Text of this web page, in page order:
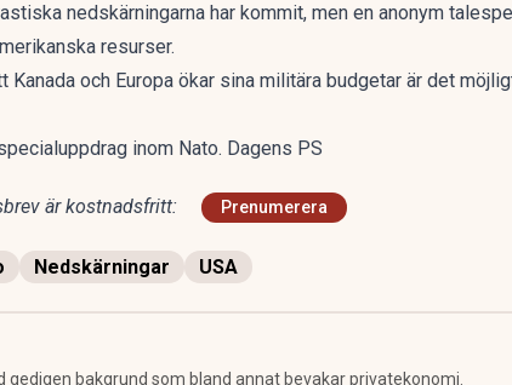
nedskärningarna har kommit, men en anonym
resurser.
Kanada och Europa ökar sina militära budgetar är det
inom Nato. Dagens PS
är kostnadsfritt: Prenumerera
Nedskärningar USA
gedigen bakgrund som bland annat bevakar privatekonomi.